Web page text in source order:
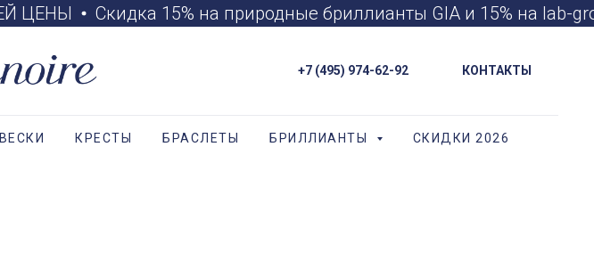
ЦЕНЫ Скидка 15% на природные бриллианты GIA и 15% на lab-
+7 (495) 974-62-92 КОНТАКТЫ
КРЕСТЫ БРАСЛЕТЫ БРИЛЛИАНТЫ СКИДКИ 2026